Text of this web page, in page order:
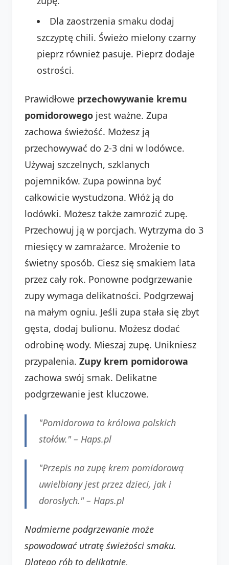
Dla zaostrzenia smaku dodaj
szczyptę chili. Świeżo mielony czarny
pieprz również pasuje. Pieprz dodaje
ostrości.
Prawidłowe przechowywanie kremu
pomidorowego jest ważne. Zupa
zachowa świeżość. Możesz ją
przechowywać do 2-3 dni w lodówce.
Używaj szczelnych, szklanych
pojemników. Zupa powinna być
całkowicie wystudzona. Włóż ją do
lodówki. Możesz także zamrozić zupę.
Przechowuj ją w porcjach. Wytrzyma do 3
miesięcy w zamrażarce. Mrożenie to
świetny sposób. Ciesz się smakiem lata
przez cały rok. Ponowne podgrzewanie
zupy wymaga delikatności. Podgrzewaj
na małym ogniu. Jeśli zupa stała się zbyt
gęsta, dodaj bulionu. Możesz dodać
odrobinę wody. Mieszaj zupę. Unikniesz
przypalenia. Zupy krem pomidorowa
zachowa swój smak. Delikatne
podgrzewanie jest kluczowe.
"Pomidorowa to królowa polskich
stołów." – Haps.pl
"Przepis na zupę krem pomidorową
uwielbiany jest przez dzieci, jak i
dorosłych." – Haps.pl
Nadmierne podgrzewanie może
spowodować utratę świeżości smaku.
Dlatego rób to delikatnie.